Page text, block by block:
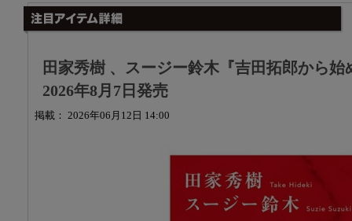
田家秀樹 、スージー鈴木『吉田拓郎から
2026年8月7日発売
掲載： 2026年06月12日 14:00